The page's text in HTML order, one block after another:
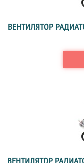
ВЕНТИЛЯТОР